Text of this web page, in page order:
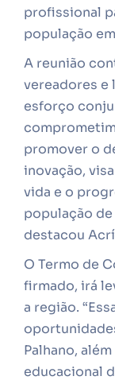
profissional
população
A reunião
vereadores e
esforço
promover o
inovação,
vida e o
população de
destacou
O Termo de
firmado, irá
a região.
Palhano,
educacional